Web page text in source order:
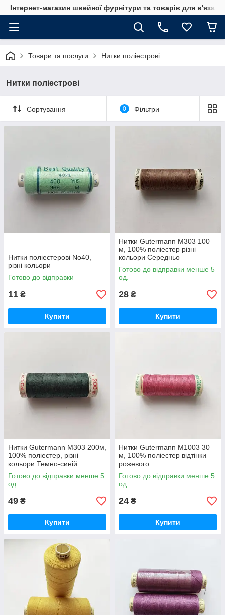
Інтернет-магазин швейної фурнітури та товарів для
Товари та послуги Нитки поліестрові
Нитки поліестрові
Сортування 0 Фільтри
Нитки поліестерові No40,
різні кольори
Готово до відправки
11 ₴
Купити
Нитки Gutermann М303 100
м, 100% поліестер різні
кольори Середньо
коричневий
Готово до відправки менше 5
од.
28 ₴
Купити
Нитки Gutermann М303 200м,
100% поліестер, різні
кольори Темно-синій
Готово до відправки менше 5
од.
49 ₴
Купити
Нитки Gutermann М1003 30
м, 100% поліестер відтінки
рожевого
Готово до відправки менше 5
од.
24 ₴
Купити